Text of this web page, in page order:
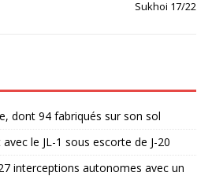
Sukhoi 17/22
dont 94 fabriqués sur son sol
le JL-1 sous escorte de J-20
interceptions autonomes avec un